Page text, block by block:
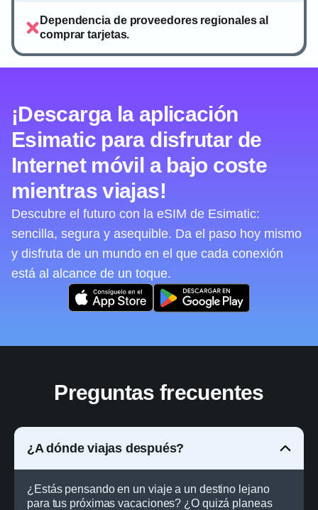
Dependencia de proveedores regionales al
comprar tarjetas.
¡Descarga la aplicación
Esimatic para disfrutar de
Internet móvil a bajo coste
mientras viajas!
Descubre el futuro con la eSIM de Esimatic:
sencilla, segura y asequible. Da el paso hoy mismo
y disfruta de un mundo en el que cada conexión
está al alcance de un toque.
Preguntas frecuentes
¿A dónde viajas después?
¿Estás pensando en un viaje a un destino lejano
para tus próximas vacaciones? ¿O quizá planeas